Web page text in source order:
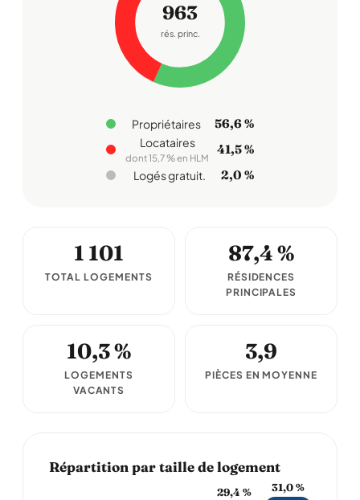
963
rés. princ.
Propriétaires 56,6 %
Locataires
dont 15,7 % en HLM
41,5 %
Logés gratuit. 2,0 %
1 101
TOTAL LOGEMENTS
87,4 %
RÉSIDENCES
PRINCIPALES
10,3 %
LOGEMENTS
VACANTS
3,9
PIÈCES EN MOYENNE
Répartition par taille de logement
29,4 % 31,0 %